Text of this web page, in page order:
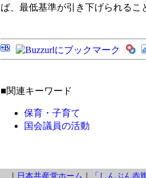
ば、最低基準が引き下げられるこ
■関連キーワード
保育・子育て
国会議員の活動
｜ 日本共産党ホーム ｜ 「しんぶん赤